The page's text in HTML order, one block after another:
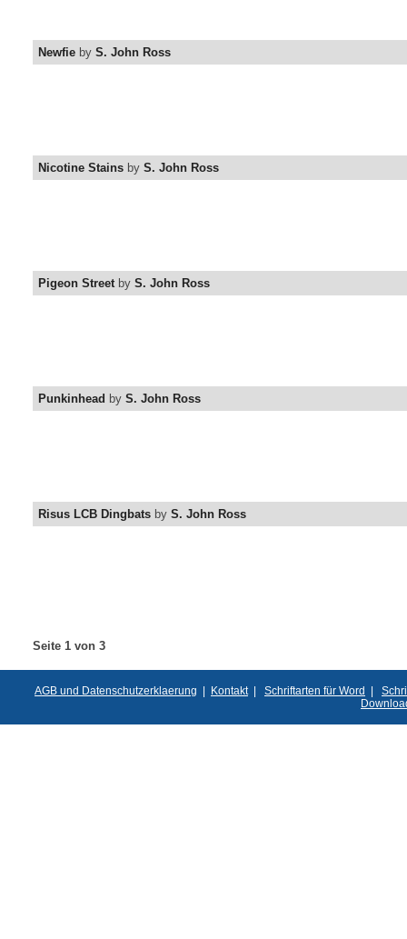
Newfie by S. John Ross
Nicotine Stains by S. John Ross
Pigeon Streetby S. John Ross
Punkinhead by S. John Ross
Risus LCB Dingbats by S. John Ross
Seite 1 von 3
AGB und Datenschutzerklaerung | Kontakt| Schriftarten für Word |